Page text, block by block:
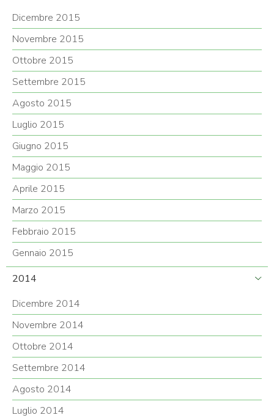
Dicembre 2015
Novembre 2015
Ottobre 2015
Settembre 2015
Agosto 2015
Luglio 2015
Giugno 2015
Maggio 2015
Aprile 2015
Marzo 2015
Febbraio 2015
Gennaio 2015
2014
Dicembre 2014
Novembre 2014
Ottobre 2014
Settembre 2014
Agosto 2014
Luglio 2014